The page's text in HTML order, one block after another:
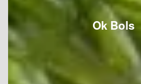
Ok Bols